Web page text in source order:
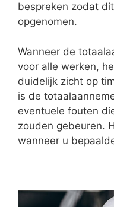
bespreken zodat
opgenomen.
Wanneer de
voor alle werken,
duidelijk zicht op
is de
eventuele fouten
zouden gebeuren.
wanneer u